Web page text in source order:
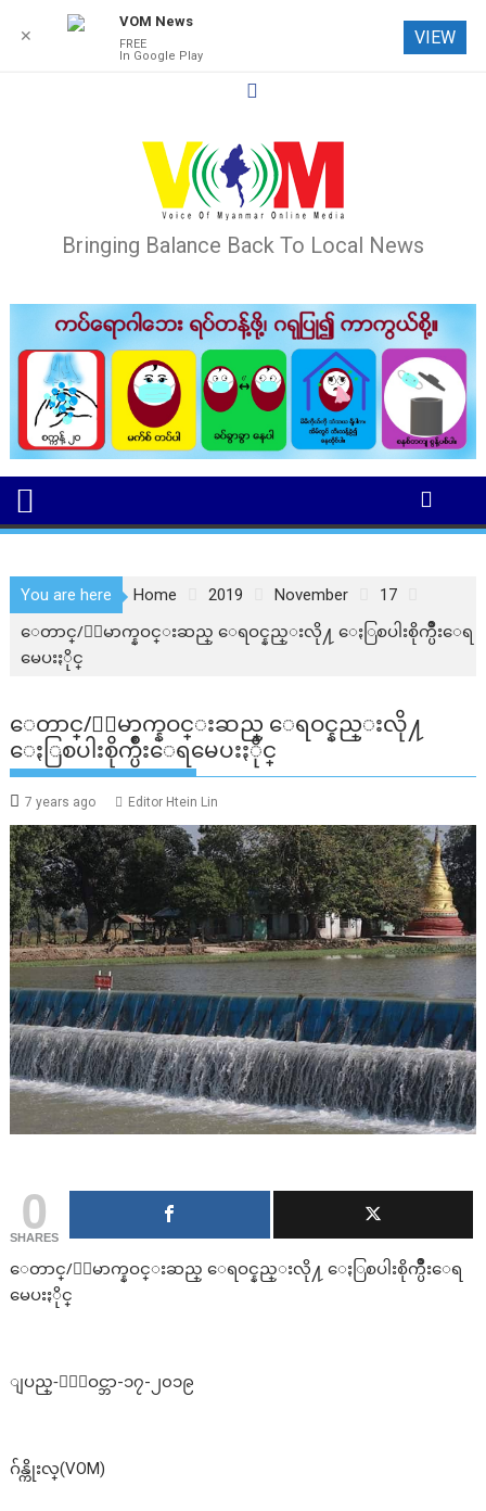
Bringing Balance Back To Local News
You are here Home 2019 November
17
ေတာင္/ေျမာက္နဝင္းဆည္ ေရဝင္နည္းလို႔ ေႏြစပါးစိုက္ပ်ိဳးေရ
မေပးႏိုင္
ေတာင္/ေျမာက္နဝင္းဆည္ ေရဝင္နည္းလို႔
ေႏြစပါးစိုက္ပ်ိဳးေရမေပးႏိုင္
7 years ago Editor Htein Lin
0
SHARES
ေတာင္/ေျမာက္နဝင္းဆည္ ေရဝင္နည္းလို႔ ေႏြစပါးစိုက္ပ်ိဳးေရ
မေပးႏိုင္
ျပည္-ႏိုဝင္ဘာ-၁၇-၂၀၁၉
ဂ်န္ကိုးလ္(VOM)
✕
VOM News
FREE
In Google Play
VIEW